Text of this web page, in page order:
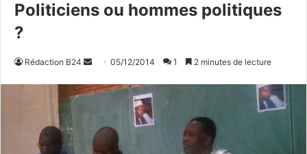
Politiciens ou hommes politiques
?
Rédaction B24
v
05/12/2014 1 2 minutes de lecture